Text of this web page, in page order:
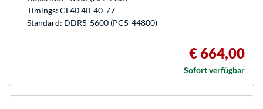
Timings: CL40 40-40-77
Standard: DDR5-5600 (PC5-44800)
€ 664,00
Sofort verfügbar